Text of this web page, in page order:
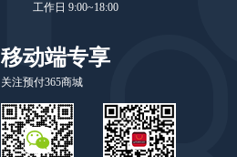
工作日 9:00~18:00
移动端专享
关注预付365商城